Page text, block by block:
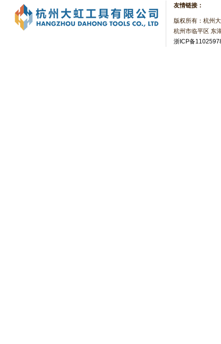
友情链接：
版权所有：杭州
杭州市临平区 东
浙ICP备